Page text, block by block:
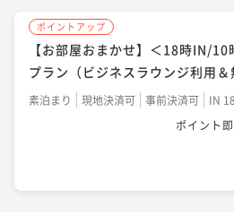
ポイントアップ
【お部屋おまかせ】＜18時IN/
プラン（ビジネスラウンジ利用＆
NING”付き）
素泊まり 現地決済可 事前決済可
IN
ポイント